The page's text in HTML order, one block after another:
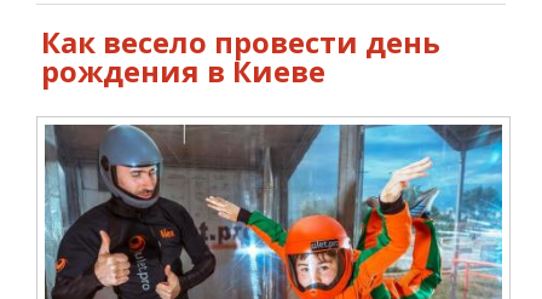
Как весело провести день
рождения в Киеве